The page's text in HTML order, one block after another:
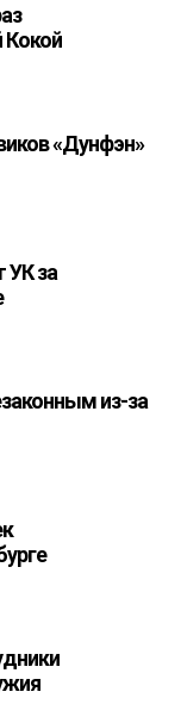
Кокой
«Дунфэн»
УК за
из-за